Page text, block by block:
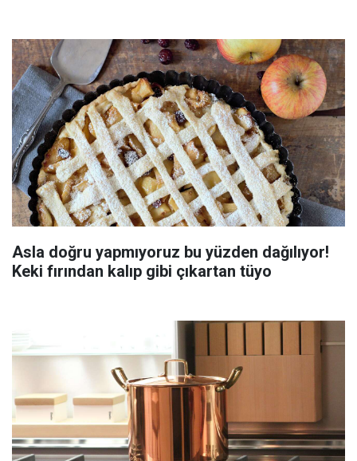
Asla doğru yapmıyoruz bu yüzden dağılıyor!
Keki fırından kalıp gibi çıkartan tüyo